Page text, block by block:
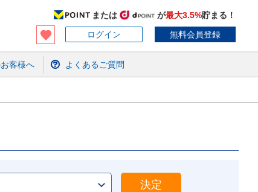
または が最大3.5%貯まる！
ログイン
無料会員登録
客様へ よくあるご質問
決定